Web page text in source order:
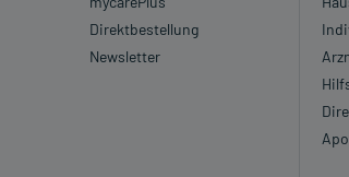
Direktbestellung
Newsletter